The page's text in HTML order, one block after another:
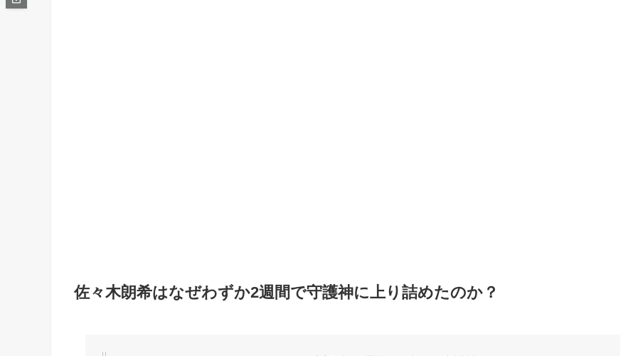
佐々木朗希はなぜわずか2週間で守護神に上り詰めたのか？